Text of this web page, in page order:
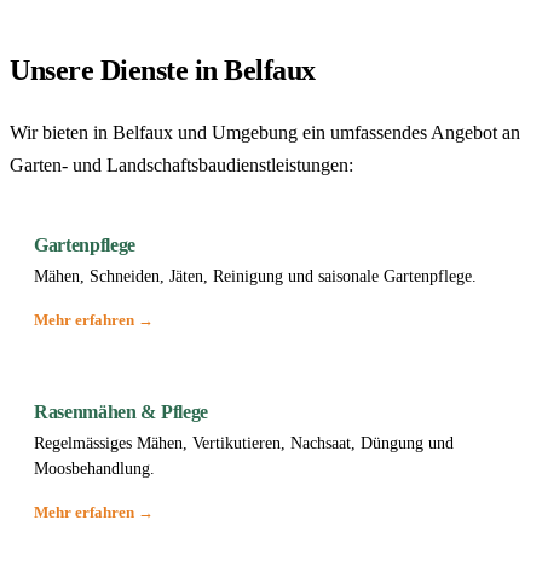
Unsere Dienste in Belfaux
Wir bieten in Belfaux und Umgebung ein umfassendes Angebot an
Garten- und Landschaftsbaudienstleistungen:
Gartenpflege
Mähen, Schneiden, Jäten, Reinigung und saisonale Gartenpflege.
Mehr erfahren →
Rasenmähen & Pflege
Regelmässiges Mähen, Vertikutieren, Nachsaat, Düngung und
Moosbehandlung.
Mehr erfahren →